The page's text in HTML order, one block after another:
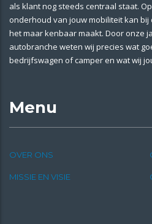
als klant nog steeds centraal staat.
onderhoud van jouw mobiliteit kan bij
het maar kenbaar maakt. Door onze
autobranche weten wij precies wat
bedrijfswagen of camper en wat wij
Menu
OVER ONS
MISSIE EN VISIE